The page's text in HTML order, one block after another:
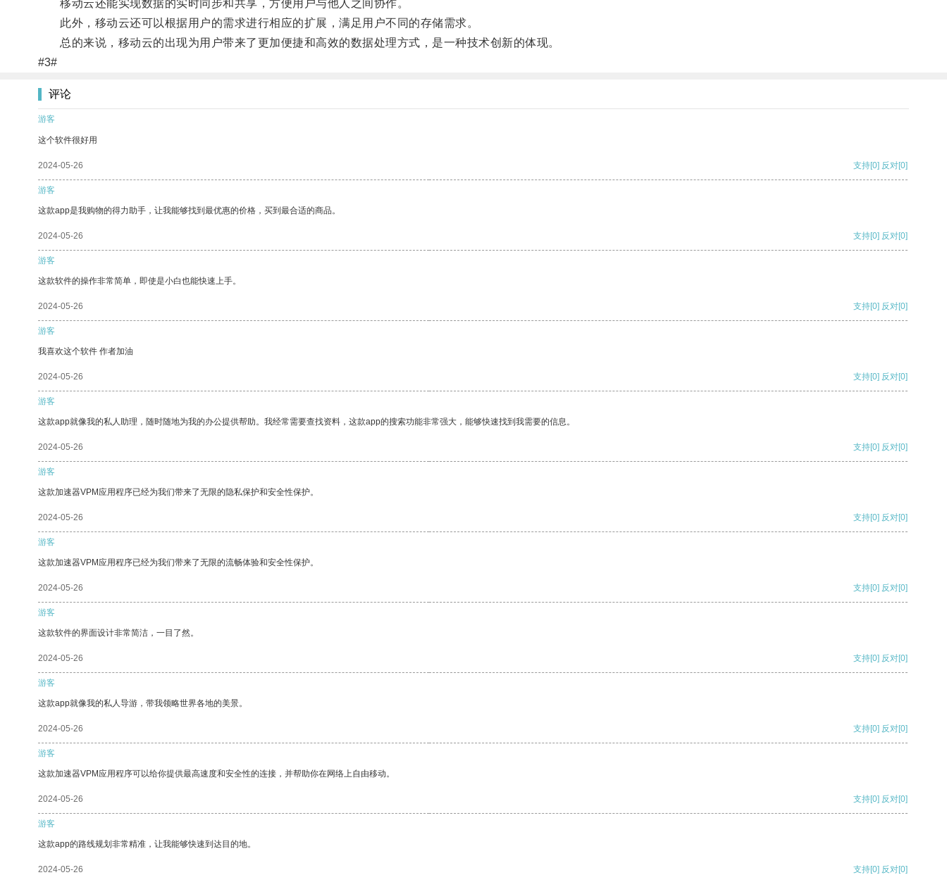
移动云还能实现数据的实时同步和共享，方便用户与他人之间协作。
此外，移动云还可以根据用户的需求进行相应的扩展，满足用户不同的存储需求。
总的来说，移动云的出现为用户带来了更加便捷和高效的数据处理方式，是一种技术创新的体现。
#3#
评论
游客
这个软件很好用
2024-05-26 支持[0] 反对[0]
游客
这款app是我购物的得力助手，让我能够找到最优惠的价格，买到最合适的商品。
2024-05-26 支持[0] 反对[0]
游客
这款软件的操作非常简单，即使是小白也能快速上手。
2024-05-26 支持[0] 反对[0]
游客
我喜欢这个软件 作者加油
2024-05-26 支持[0] 反对[0]
游客
这款app就像我的私人助理，随时随地为我的办公提供帮助。我经常需要查找资料，这款app的搜索功能非常强大，能够快速找到我需要的信息。
2024-05-26 支持[0] 反对[0]
游客
这款加速器VPM应用程序已经为我们带来了无限的隐私保护和安全性保护。
2024-05-26 支持[0] 反对[0]
游客
这款加速器VPM应用程序已经为我们带来了无限的流畅体验和安全性保护。
2024-05-26 支持[0] 反对[0]
游客
这款软件的界面设计非常简洁，一目了然。
2024-05-26 支持[0] 反对[0]
游客
这款app就像我的私人导游，带我领略世界各地的美景。
2024-05-26 支持[0] 反对[0]
游客
这款加速器VPM应用程序可以给你提供最高速度和安全性的连接，并帮助你在网络上自由移动。
2024-05-26 支持[0] 反对[0]
游客
这款app的路线规划非常精准，让我能够快速到达目的地。
2024-05-26 支持[0] 反对[0]